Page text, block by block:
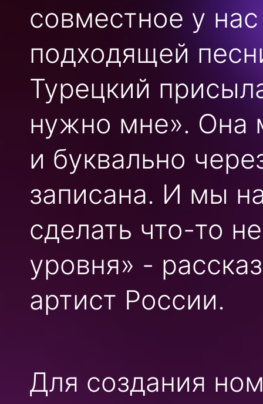
совместное у
подходящей
Турецкий
нужно мне». Она
и буквально
записана. И мы
сделать что-то
уровня» -
артист России.
Для создания